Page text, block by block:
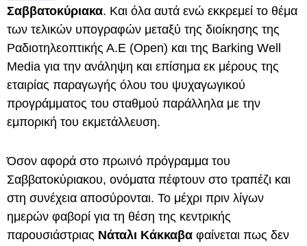
Σαββατοκύριακα. Και όλα αυτά ενώ εκκρεμεί το θέμα
των τελικών υπογραφών μεταξύ της διοίκησης της
Ραδιοτηλεοπτικής Α.Ε (Open) και της Barking Well
Media για την ανάληψη και επίσημα εκ μέρους της
εταιρίας παραγωγής όλου του ψυχαγωγικού
προγράμματος του σταθμού παράλληλα με την
εμπορική του εκμετάλλευση.
Όσον αφορά στο πρωινό πρόγραμμα του
Σαββατοκύριακου, ονόματα πέφτουν στο τραπέζι και
στη συνέχεια αποσύρονται. Το μέχρι πριν λίγων
ημερών φαβορί για τη θέση της κεντρικής
παρουσιάστριας Νάταλι Κάκκαβα φαίνεται πως δεν